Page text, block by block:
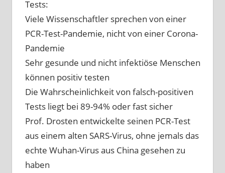
Tests:
Viele Wissenschaftler sprechen von einer
PCR-Test-Pandemie, nicht von einer Corona-
Pandemie
Sehr gesunde und nicht infektiöse Menschen
können positiv testen
Die Wahrscheinlichkeit von falsch-positiven
Tests liegt bei 89-94% oder fast sicher
Prof. Drosten entwickelte seinen PCR-Test
aus einem alten SARS-Virus, ohne jemals das
echte Wuhan-Virus aus China gesehen zu
haben